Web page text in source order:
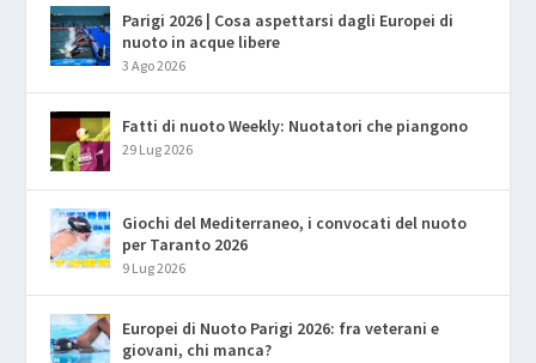
Parigi 2026 | Cosa aspettarsi dagli Europei di
nuoto in acque libere
3 Ago 2026
Fatti di nuoto Weekly: Nuotatori che piangono
29 Lug 2026
Giochi del Mediterraneo, i convocati del nuoto
per Taranto 2026
9 Lug 2026
Europei di Nuoto Parigi 2026: fra veterani e
giovani, chi manca?